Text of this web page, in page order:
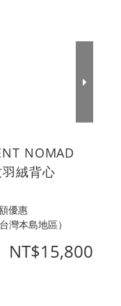
NOMAD
絨背心
優惠
灣本島地區）
NT$15,800